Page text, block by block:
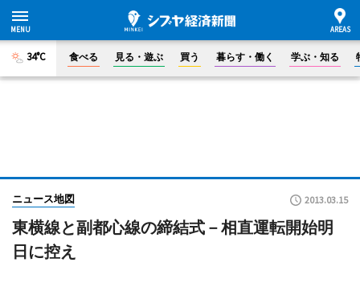
34°C 食べる 見る・遊ぶ 買う 暮らす・働く 学ぶ・知る
ニュース地図 2013.03.15
東横線と副都心線の締結式－相直運転開始明
日に控え